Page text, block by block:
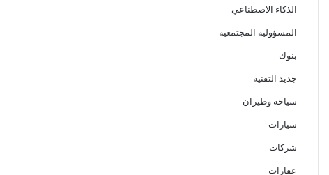
الذكاء الاصطناعي
المسؤولية المجتمعية
بنوك
جديد التقنية
سياحة وطيران
سيارات
شركات
عقارات